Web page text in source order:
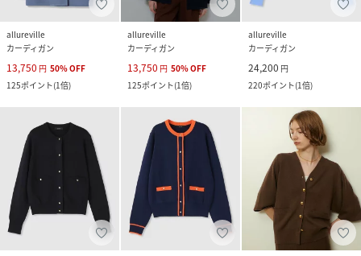
allureville
カーディガン
13,750 円 50%OFF
125ポイント(1倍)
allureville
カーディガン
13,750 円 50%OFF
125ポイント(1倍)
allureville
カーディガン
24,200 円
220ポイント(1倍)